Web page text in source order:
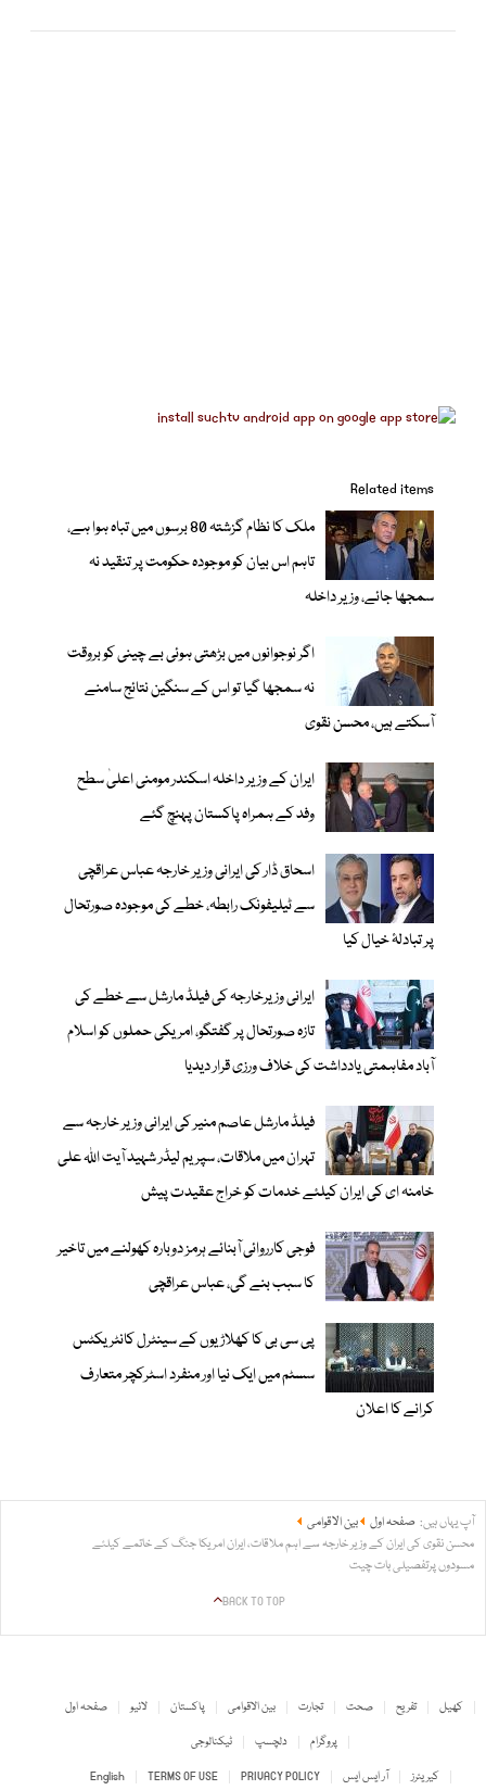
Related items
ملک کا نظام گزشتہ 80 برسوں میں تباہ ہوا ہے،
تاہم اس بیان کو موجودہ حکومت پر تنقید نہ
سمجھا جائے، وزیر داخلہ
اگر نوجوانوں میں بڑھتی ہوئی بے چینی کو بروقت
نہ سمجھا گیا تو اس کے سنگین نتائج سامنے
آسکتے ہیں، محسن نقوی
ایران کے وزیر داخلہ اسکندر مومنی اعلیٰ سطح
وفد کے ہمراہ پاکستان پہنچ گئے
اسحاق ڈار کی ایرانی وزیر خارجہ عباس عراقچی
سے ٹیلیفونک رابطہ، خطے کی موجودہ صورتحال
پر تبادلۂ خیال کیا
ایرانی وزیرخارجہ کی فیلڈ مارشل سے خطے کی
تازہ صورتحال پر گفتگو، امریکی حملوں کو اسلام
آباد مفاہمتی یادداشت کی خلاف ورزی قرار دیدیا
فیلڈ مارشل عاصم منیر کی ایرانی وزیر خارجہ سے
تہران میں ملاقات، سپریم لیڈر شہید آیت اللہ علی
خامنہ ای کی ایران کیلئے خدمات کو خراج عقیدت پیش
فوجی کارروائی آبنائے ہرمز دوبارہ کھولنے میں تاخیر
کا سبب بنے گی، عباس عراقچی
پی سی بی کا کھلاڑیوں کے سینٹرل کانٹریکٹس
سسٹم میں ایک نیا اور منفرد اسٹرکچر متعارف
کرانے کا اعلان
آپ یہاں ہیں: صفحہ اول
بین الاقوامی
محسن نقوی کی ایران کے وزیر خارجہ سے اہم ملاقات، ایران امریکا جنگ کے خاتمے کیلئے
مسودوں پرتفصیلی بات چیت
BACK TO TOP
صفحہ اول لائیو پاکستان بین الاقوامی تجارت صحت تفریح
کھیل
ٹیکنالوجی
دلچسپ
پروگرام
English
TERMS OF USE PRIVACY POLICY آر ایس ایس کیریئرز